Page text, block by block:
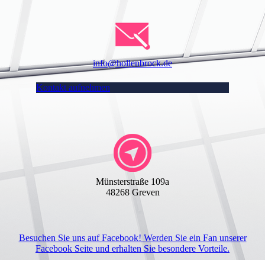
info@hollenbrock.de
Kontakt aufnehmen
Münsterstraße 109a
48268 Greven
Besuchen Sie uns auf Facebook! Werden Sie ein Fan unserer
Facebook Seite und erhalten Sie besondere Vorteile.